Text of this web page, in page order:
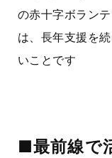
の赤十字ボラン
は、長年支援を
いことです
■最前線で